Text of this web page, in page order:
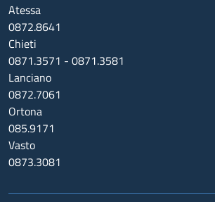
Atessa
0872.8641
Chieti
0871.3571 - 0871.3581
Lanciano
0872.7061
Ortona
085.9171
Vasto
0873.3081